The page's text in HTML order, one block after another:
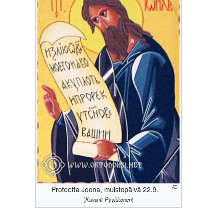
Profeetta Joona, muistopäivä 22.9.
(Kuva © Pyykkönen)